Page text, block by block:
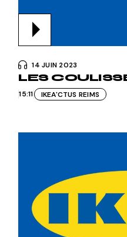
14 JUIN 2023
LES
15:11 IKEA'CTUS REIMS